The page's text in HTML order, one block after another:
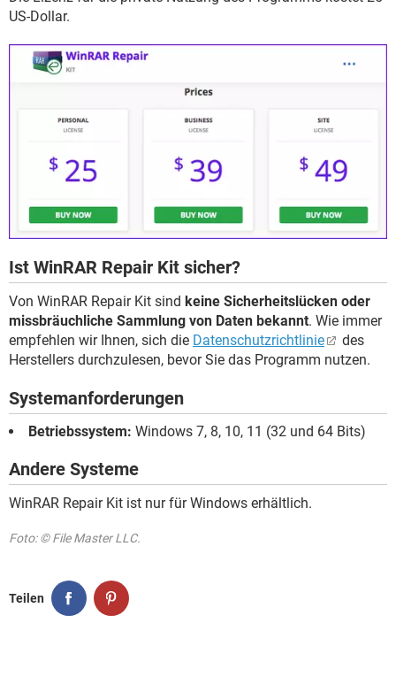
US-Dollar.
Ist WinRAR Repair Kit sicher?
Von WinRAR Repair Kit sind keine Sicherheitslücken oder
missbräuchliche Sammlung von Daten bekannt. Wie immer
empfehlen wir Ihnen, sich die Datenschutzrichtlinie
des
Herstellers durchzulesen, bevor Sie das Programm nutzen.
Systemanforderungen
Betriebssystem: Windows 7, 8, 10, 11 (32 und 64 Bits)
Andere Systeme
WinRAR Repair Kit ist nur für Windows erhältlich.
Foto: © File Master LLC.
Teilen